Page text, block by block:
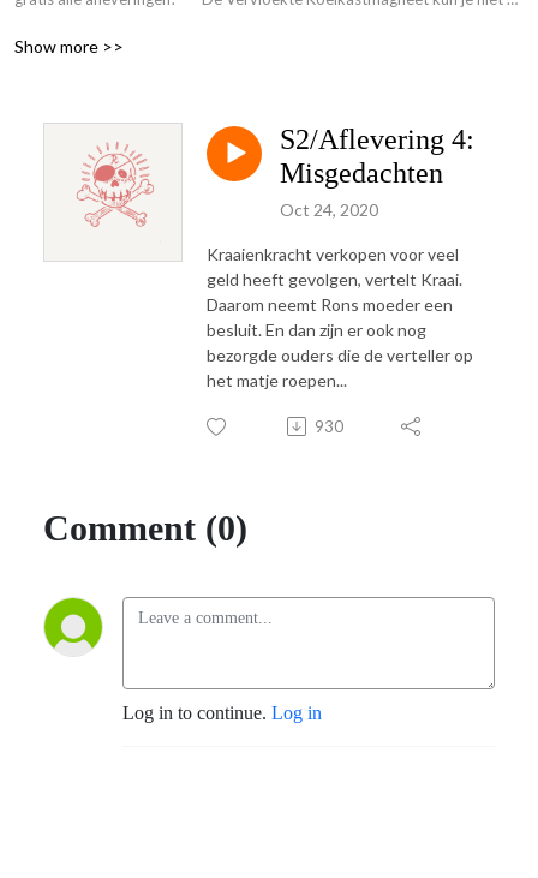
Show more >>
S2/Aflevering 4:
Misgedachten
Oct 24, 2020
Kraaienkracht verkopen voor veel
geld heeft gevolgen, vertelt Kraai.
Daarom neemt Rons moeder een
besluit. En dan zijn er ook nog
bezorgde ouders die de verteller op
het matje roepen...
930
Comment (0)
Log in to continue. Log in